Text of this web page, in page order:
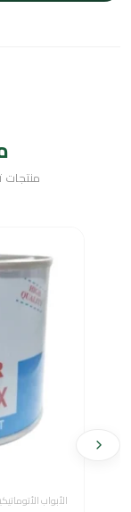
منتجات
الأبواب